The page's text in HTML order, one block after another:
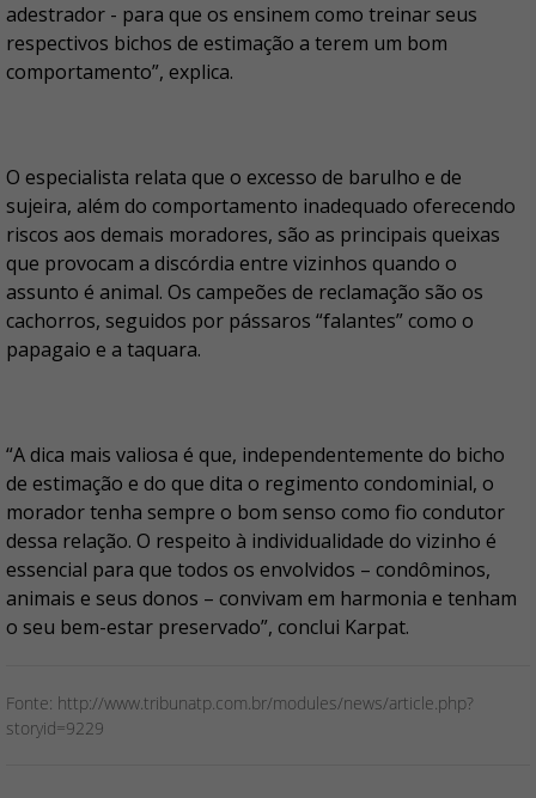
adestrador - para que os ensinem como treinar seus
respectivos bichos de estimação a terem um bom
comportamento”, explica.
O especialista relata que o excesso de barulho e de
sujeira, além do comportamento inadequado oferecendo
riscos aos demais moradores, são as principais queixas
que provocam a discórdia entre vizinhos quando o
assunto é animal. Os campeões de reclamação são os
cachorros, seguidos por pássaros “falantes” como o
papagaio e a taquara.
“A dica mais valiosa é que, independentemente do bicho
de estimação e do que dita o regimento condominial, o
morador tenha sempre o bom senso como fio condutor
dessa relação. O respeito à individualidade do vizinho é
essencial para que todos os envolvidos – condôminos,
animais e seus donos – convivam em harmonia e tenham
o seu bem-estar preservado”, conclui Karpat.
Fonte: http://www.tribunatp.com.br/modules/news/article.php?
storyid=9229